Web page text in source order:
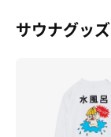
サウナグッズ